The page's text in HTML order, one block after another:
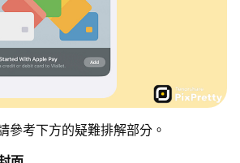
參考下方的疑難排解部分。